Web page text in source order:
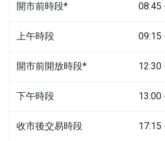
開市前時段* 08:45
上午時段 09:15
開市前開放時段* 12:30
下午時段 13:00
收市後交易時段 17:15